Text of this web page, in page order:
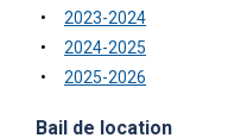
2023-2024
2024-2025
2025-2026
Bail de location